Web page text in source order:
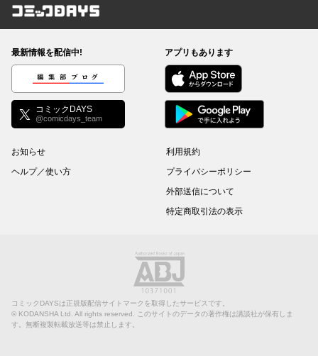
コミックDAYS
最新情報を配信中!
編集部ブログ
コミックDAYS
@comicdays_team
アプリもあります
お知らせ
ヘルプ／使い方
利用規約
プライバシーポリシー
外部送信について
特定商取引法の表示
コミックDAYSは正規版配信サイトマークを取得したサービスです。
© KODANSHA Ltd. All rights reserved. このサイトのデータの著作権は講談社が保有しま
す。無断複製転載放送等は禁止します。